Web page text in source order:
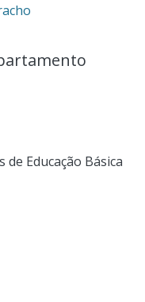
Educação Básica